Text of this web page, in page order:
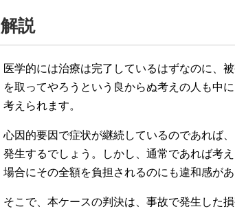
解説
医学的には治療は完了しているはずなのに、
を取ってやろうという良からぬ考えの人も中
考えられます。
心因的要因で症状が継続しているのであれば
発生するでしょう。しかし、通常であれば考
場合にその全額を負担されるのにも違和感があ
そこで、本ケースの判決は、事故で発生した